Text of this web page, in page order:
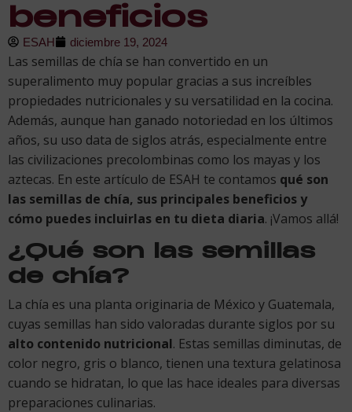
beneficios
ESAH diciembre 19, 2024
Las semillas de chía se han convertido en un
superalimento muy popular gracias a sus increíbles
propiedades nutricionales y su versatilidad en la cocina.
Además, aunque han ganado notoriedad en los últimos
años, su uso data de siglos atrás, especialmente entre
las civilizaciones precolombinas como los mayas y los
aztecas. En este artículo de ESAH te contamos qué son
las semillas de chía, sus principales beneficios y
cómo puedes incluirlas en tu dieta diaria. ¡Vamos allá!
¿Qué son las semillas
de chía?
La chía es una planta originaria de México y Guatemala,
cuyas semillas han sido valoradas durante siglos por su
alto contenido nutricional. Estas semillas diminutas, de
color negro, gris o blanco, tienen una textura gelatinosa
cuando se hidratan, lo que las hace ideales para diversas
preparaciones culinarias.